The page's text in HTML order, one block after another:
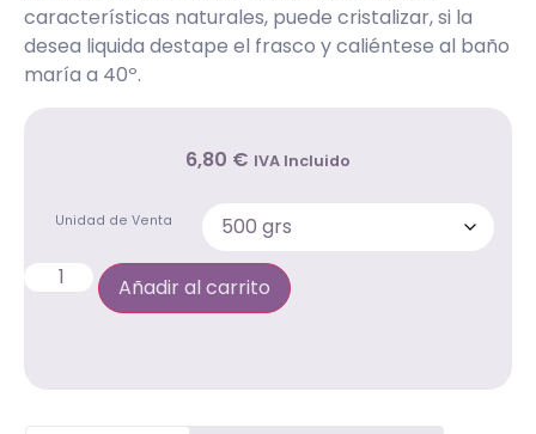
características naturales, puede cristalizar, si la
desea liquida destape el frasco y caliéntese al baño
maría a 40º.
6,80 € IVA Incluido
Unidad de Venta
Añadir al carrito